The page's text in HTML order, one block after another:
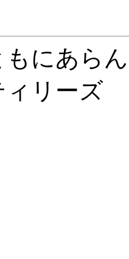
もにあら
リーズ